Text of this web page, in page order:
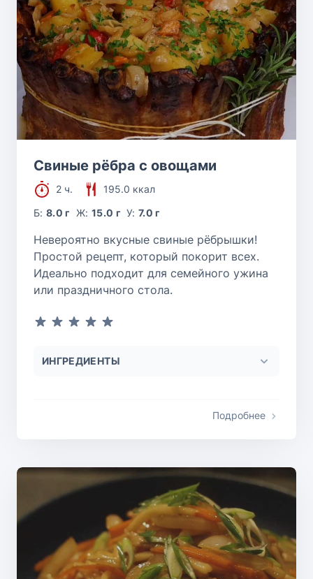
Свиные рёбра с овощами
2 ч.
195.0 ккал
Б:8.0 г Ж: 15.0 г У:7.0 г
Невероятно вкусные свиные рёбрышки!
Простой рецепт, который покорит всех.
Идеально подходит для семейного ужина
или праздничного стола.
ИНГРЕДИЕНТЫ
Подробнее